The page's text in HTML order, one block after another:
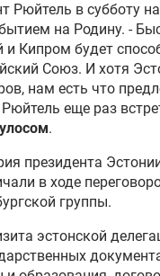
Рюйтель в субботу
на Родину. -
и Кипром будет
Союз. И хотя
нам есть что
еще раз
.
президента
в ходе
группы.
эстонской